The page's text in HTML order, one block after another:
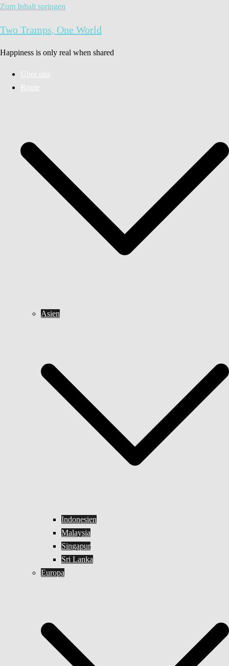
Zum Inhalt springen
Two Tramps, One World
Happiness is only real when shared
Über uns
Route
Asien
Indonesien
Malaysia
Singapur
Sri Lanka
Europa